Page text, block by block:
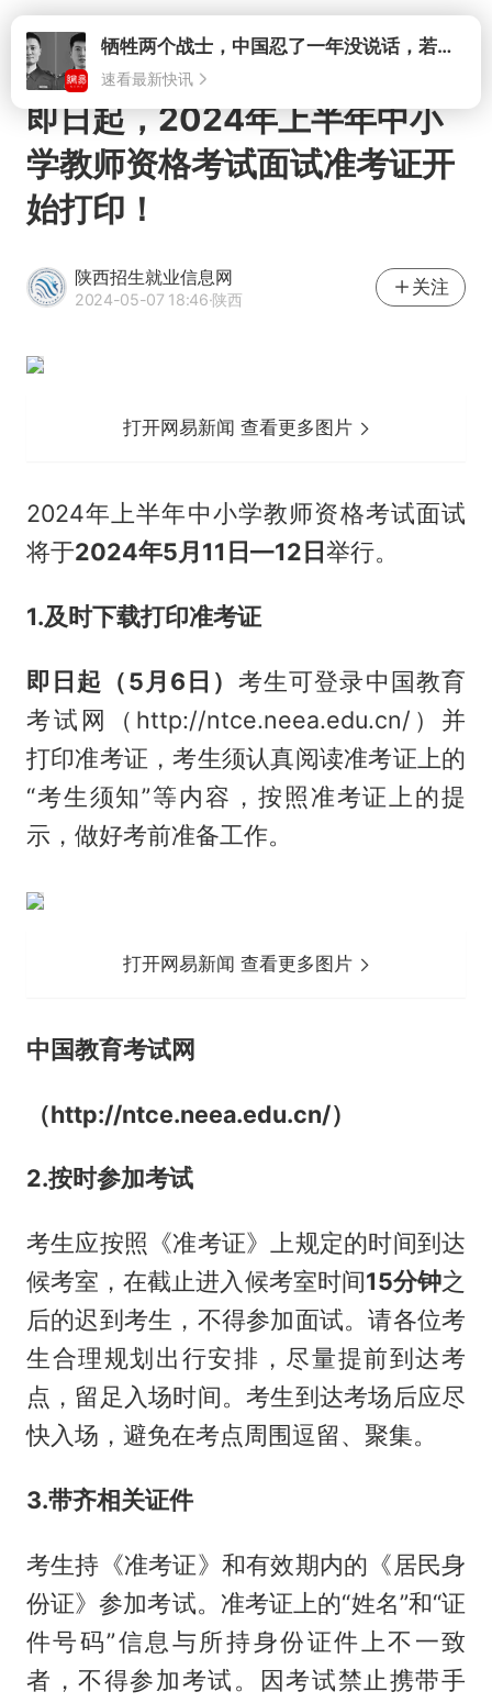
打开牺牲两个战士，中国忍了一年没说话，若菲律宾死了人，他会开战吗
速看最新快讯
即日起，2024年上半年中小
学教师资格考试面试准考证开
始打印！
陕西招生就业信息网
2024-05-07 18:46·陕西
关注
打开网易新闻 查看更多图片
2024年上半年中小学教师资格考试面试
将于2024年5月11日—12日举行。
1.及时下载打印准考证
即日起（5月6日） 考生可登录中国教育
考试网（http://ntce.neea.edu.cn/）并
打印准考证，考生须认真阅读准考证上的
“考生须知”等内容，按照准考证上的提
示，做好考前准备工作。
打开网易新闻 查看更多图片
中国教育考试网
（http://ntce.neea.edu.cn/）
2.按时参加考试
考生应按照《准考证》上规定的时间到达
候考室，在截止进入候考室时间15分钟之
后的迟到考生，不得参加面试。请各位考
生合理规划出行安排，尽量提前到达考
点，留足入场时间。考生到达考场后应尽
快入场，避免在考点周围逗留、聚集。
3.带齐相关证件
考生持《准考证》和有效期内的《居民身
份证》参加考试。准考证上的“姓名”和“证
件号码”信息与所持身份证件上不一致
者，不得参加考试。因考试禁止携带手